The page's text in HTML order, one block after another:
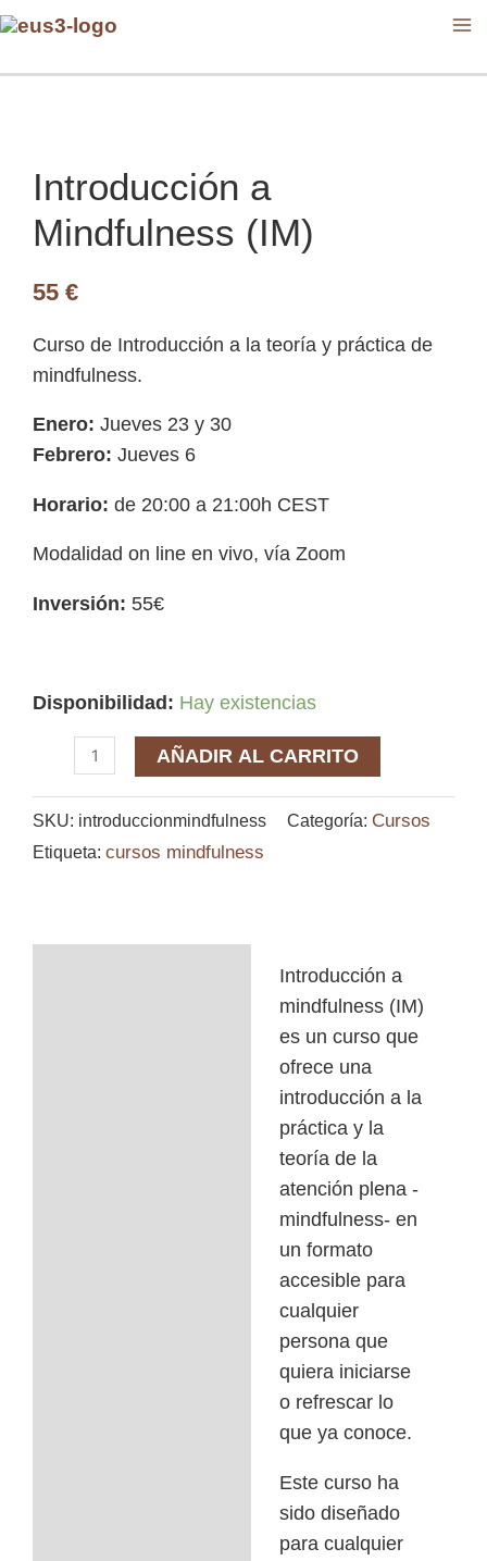
Ir
contenido
Introducción a
Mindfulness (IM)
55 €
Curso de Introducción a la teoría y práctica de
mindfulness.
Enero: Jueves 23 y 30
Febrero: Jueves 6
Horario: de 20:00 a 21:00h CEST
Modalidad on line en vivo, vía Zoom
Inversión: 55€
Disponibilidad: Hay existencias
(IM)
AÑADIR AL CARRITO
SKU: introduccionmindfulness Categoría: Cursos
Etiqueta: cursos mindfulness
Introducción a
mindfulness (IM)
es un curso que
ofrece una
introducción a la
práctica y la
teoría de la
atención plena -
mindfulness- en
un formato
accesible para
cualquier
persona que
quiera iniciarse
o refrescar lo
que ya conoce.
Este curso ha
sido diseñado
para cualquier